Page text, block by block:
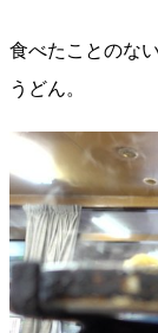
食べたことのな
うどん。